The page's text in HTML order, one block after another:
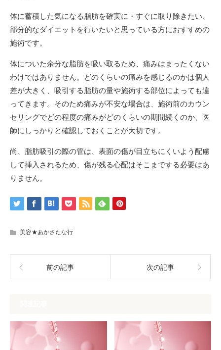
体に蓄積した気になる脂肪を確実に・すぐに取り除きたい、
部分的なダイエットを行いたいと思っている方におすすめの
施術です。
体についた余分な脂肪を吸い取るため、痛みはまったくない
わけではありません。どのくらいの痛みを感じるのかは個人
差が大きく、吸引する脂肪の量や施術する部位によっても違
ってきます。そのため痛みが不安な場合は、施術前のカウン
セリングでどの程度の痛みがどのくらいの期間続くのか、医
師にしっかりと確認しておくことが大切です。
尚、脂肪吸引の際の管は、表面の傷が目立ちにくいよう配慮
して挿入されるため、傷が残る心配はそこまでする必要はあ
りません。
美容★あかさたな行
前の記事 次の記事